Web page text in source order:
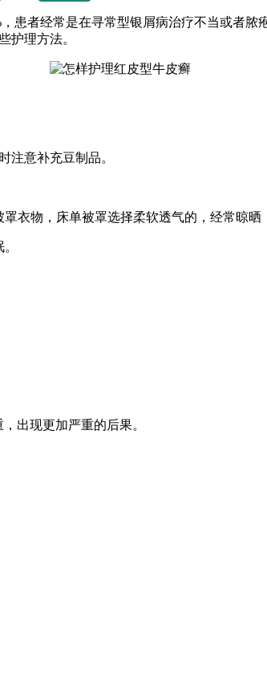
患者经常是在寻常型银屑病治疗不当或者
护理方法。
注意补充豆制品。
衣物，床单被罩选择柔软透气的，经常晾晒
出现更加严重的后果。